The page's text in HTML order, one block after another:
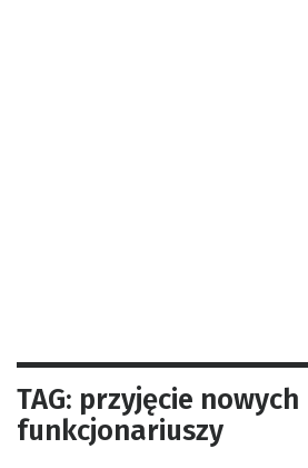
TAG: przyjęcie nowych
funkcjonariuszy